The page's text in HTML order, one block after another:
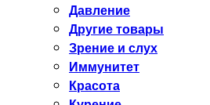
Давление
Другие товары
Зрение и слух
Иммунитет
Красота